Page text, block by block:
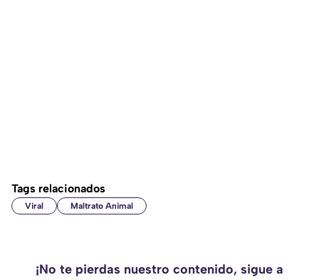
Tags relacionados
Viral Maltrato Animal
¡No te pierdas nuestro contenido, sigue a